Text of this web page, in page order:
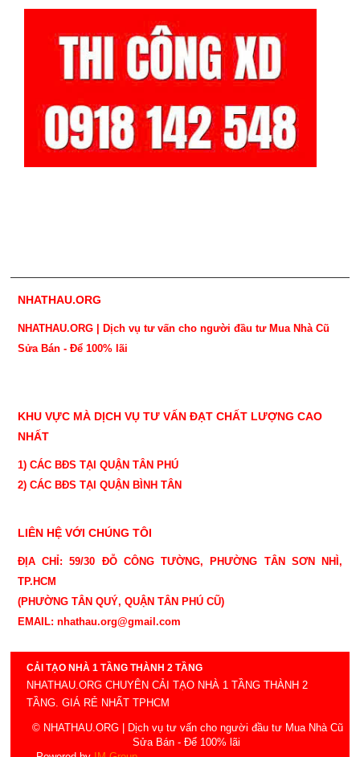
CẢI TẠO NHÀ 1 TẦNG THÀNH 2 TẦNG
NHATHAU.ORG CHUYÊN CẢI TẠO NHÀ 1 TẦNG THÀNH 2
TẦNG. GIÁ RẺ NHẤT TPHCM
NHATHAU.ORG
NHATHAU.ORG | Dịch vụ tư vấn cho người đầu tư Mua Nhà Cũ
Sửa Bán - Để 100% lãi
KHU VỰC MÀ DỊCH VỤ TƯ VẤN ĐẠT CHẤT LƯỢNG CAO
NHẤT
1) CÁC BĐS TẠI QUẬN TÂN PHÚ
2) CÁC BĐS TẠI QUẬN BÌNH TÂN
LIÊN HỆ VỚI CHÚNG TÔI
ĐỊA CHỈ: 59/30 ĐỖ CÔNG TƯỜNG, PHƯỜNG TÂN SƠN NHÌ,
TP.HCM
(PHƯỜNG TÂN QUÝ, QUẬN TÂN PHÚ CŨ)
EMAIL: nhathau.org@gmail.com
© NHATHAU.ORG | Dịch vụ tư vấn cho người đầu tư Mua Nhà Cũ
Sửa Bán - Để 100% lãi